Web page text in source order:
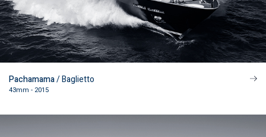
Pachamama/ Baglietto
43mm - 2015